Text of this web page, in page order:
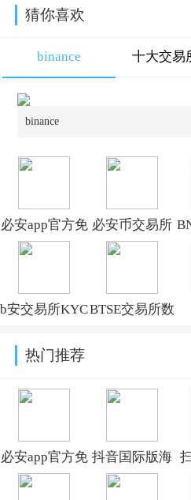
猜你喜欢
binance 十大交易
binance
必安app官方免
费下载安装
v3.18.4
必安币交易所
appv3.18.4官
b安交易所KYCBTSE交易所数
易)v3.18.4
热门推荐
必安app官方免
费下载安装
抖音国际版海
外版下载